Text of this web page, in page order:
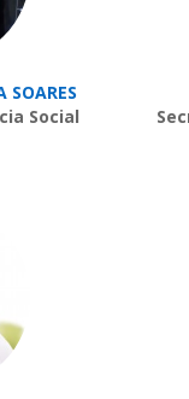
SOARES
Social